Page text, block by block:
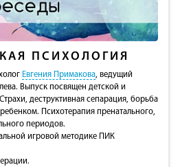
ПСИХОЛОГИЯ
Евгения Примакова, ведущий
Выпуск посвящен детской и
деструктивная сепарация, борьба
Психотерапия пренатального,
периодов.
игровой методике ПИК